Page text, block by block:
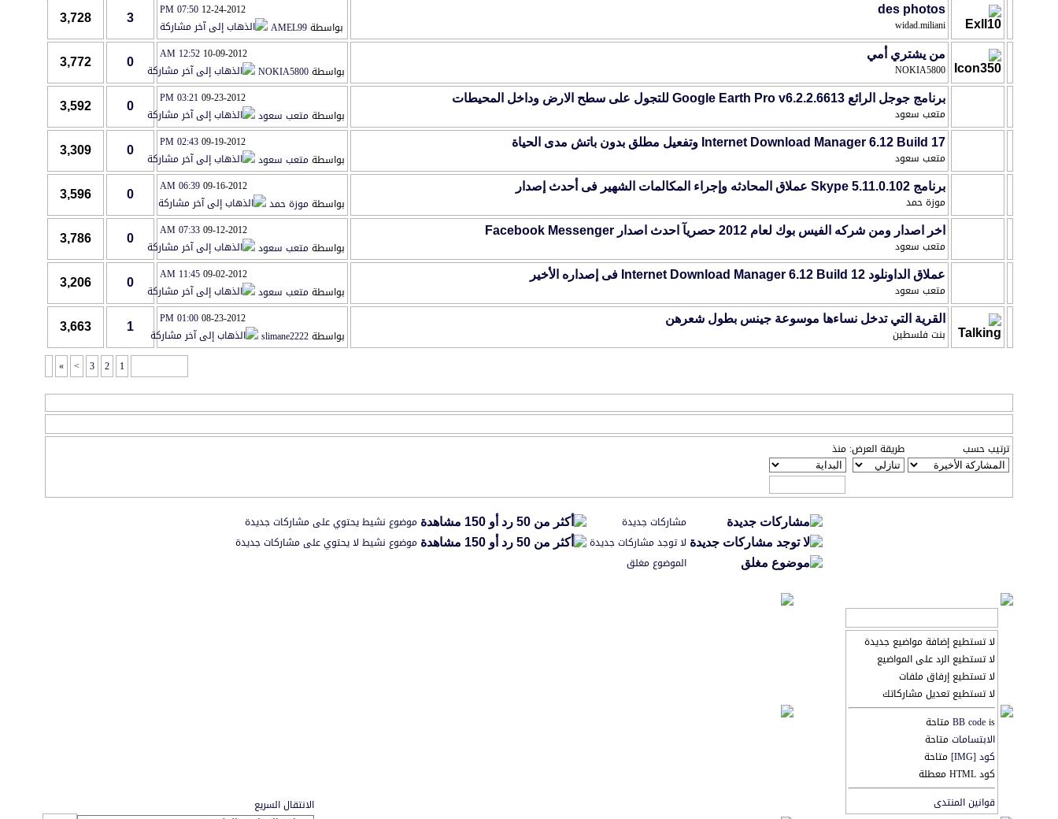
des photos
widad.miliani
12-24-2012
07:50 PM
بواسطةAMEL99
3
3,728
من يشتري أمي
NOKIA5800
10-09-2012
12:52 AM
بواسطةNOKIA5800
0
3,772
برنامج جوجل الرائع Google Earth Pro v6.2.2.6613 للتجول على سطح الارض وداخل المحيطات
متعب سعود
09-23-2012
03:21 PM
بواسطة متعب سعود
0
3,592
Internet Download Manager 6.12 Build 17 وتفعيل مطلق بدون باتش مدى الحياة
متعب سعود
09-19-2012
02:43 PM
بواسطة متعب سعود
0
3,309
برنامج Skype 5.11.0.102 عملاق المحادثه وإجراء المكالمات الشهير فى أحدث إصدار
موزة حمد
09-16-2012
06:39 AM
بواسطة موزة حمد
0
3,596
اخر اصدار ومن شركه الفيس بوك لعام 2012 حصريآ احدث اصدار Facebook Messenger
متعب سعود
09-12-2012
07:33 AM
بواسطة متعب سعود
0
3,786
عملاق الداونلود Internet Download Manager 6.12 Build 12 فى إصداره الأخير
متعب سعود
09-02-2012
11:45 AM
بواسطة متعب سعود
0
3,206
القرية التي تدخل نساءها موسوعة جينس بطول شعرهن
بنت فلسطين
08-23-2012
01:00 PM
بواسطةslimane2222
1
3,663
1
2
3
>
»
ترتيب حسب طريقة العرض: منذ
مشاركات جديدة
موضوع نشيط يحتوي على مشاركات جديدة
لا توجد مشاركات جديدة
موضوع نشيط لا يحتوي على مشاركات جديدة
الموضوع مغلق
لا تستطيع إضافة مواضيع جديدة
لا تستطيع الرد على المواضيع
لا تستطيع إرفاق ملفات
لا تستطيع تعديل مشاركاتك
BB codeis متاحة
الابتساماتمتاحة
كود [IMG]
متاحة
كود HTML معطلة
قوانين المنتدى
الانتقال السريع